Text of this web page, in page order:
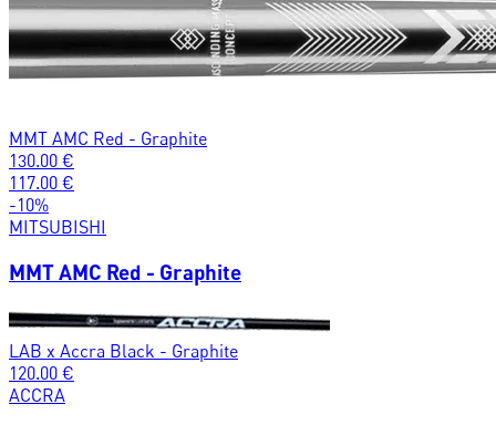
MMT AMC Red - Graphite
130.00 €
117.00 €
-10%
MITSUBISHI
MMT AMC Red - Graphite
LAB x Accra Black - Graphite
120.00 €
ACCRA